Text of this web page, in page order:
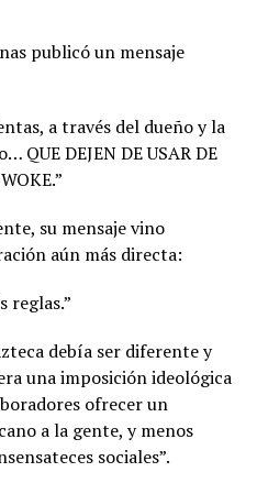
publicó un mensaje
a través del dueño y la
QUE DEJEN DE USAR DE
su mensaje vino
aún más directa:
reglas.”
debía ser diferente y
una imposición ideológica
ofrecer un
a la gente, y menos
sociales”.